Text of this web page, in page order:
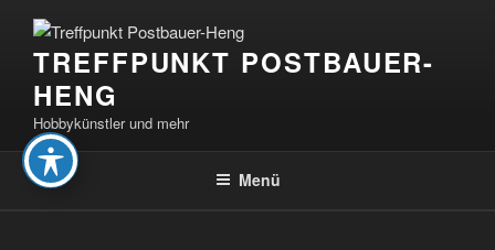
Inhalt
springenTREFFPUNKT POSTBAUER-
HENG
Hobbykünstler und mehr
Menü